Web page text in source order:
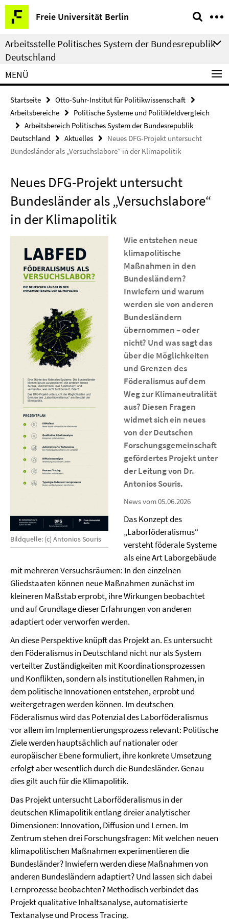
Springe
direkt
zu
Inhalt
Freie Universität Berlin
Service-
Navigation
Arbeitsstelle Politisches System der Bundesrepublik
Deutschland
MENÜ
Startseite
Otto-Suhr-Institut für Politikwissenschaft
Arbeitsbereiche
Politische Systeme und Politikfeldvergleich
Arbeitsbereich Politisches System der Bundesrepublik
Deutschland
Aktuelles
Neues DFG-Projekt untersucht
Bundesländer als „Versuchslabore“ in der Klimapolitik
Neues DFG-Projekt untersucht
Bundesländer als „Versuchslabore“
in der Klimapolitik
Bildquelle: (c) Antonios Souris
Wie entstehen neue
klimapolitische
Maßnahmen in den
Bundesländern?
Inwiefern und warum
werden sie von anderen
Bundesländern
übernommen – oder
nicht? Und was sagt das
über die Möglichkeiten
und Grenzen des
Föderalismus auf dem
Weg zur Klimaneutralität
aus? Diesen Fragen
widmet sich ein neues
von der Deutschen
Forschungsgemeinschaft
gefördertes Projekt unter
der Leitung von Dr.
Antonios Souris.
News vom 05.06.2026
Das Konzept des
„Laborföderalismus“
versteht föderale Systeme
als eine Art Laborgebäude
mit mehreren Versuchsräumen: In den einzelnen
Gliedstaaten können neue Maßnahmen zunächst im
kleineren Maßstab erprobt, ihre Wirkungen beobachtet
und auf Grundlage dieser Erfahrungen von anderen
adaptiert oder verworfen werden.
An diese Perspektive knüpft das Projekt an. Es untersucht
den Föderalismus in Deutschland nicht nur als System
verteilter Zuständigkeiten mit Koordinationsprozessen
und Konflikten, sondern als institutionellen Rahmen, in
dem politische Innovationen entstehen, erprobt und
weitergetragen werden können. Im deutschen
Föderalismus wird das Potenzial des Laborföderalismus
vor allem im Implementierungsprozess relevant: Politische
Ziele werden hauptsächlich auf nationaler oder
europäischer Ebene formuliert, ihre konkrete Umsetzung
erfolgt aber wesentlich durch die Bundesländer. Genau
dies gilt auch für die Klimapolitik.
Das Projekt untersucht Laborföderalismus in der
deutschen Klimapolitik entlang dreier analytischer
Dimensionen: Innovation, Diffusion und Lernen. Im
Zentrum stehen drei Forschungsfragen: Mit welchen neuen
klimapolitischen Maßnahmen experimentieren die
Bundesländer? Inwiefern werden diese Maßnahmen von
anderen Bundesländern adaptiert? Und lassen sich dabei
Lernprozesse beobachten? Methodisch verbindet das
Projekt qualitative Inhaltsanalyse, automatisierte
Textanalyse und Process Tracing.